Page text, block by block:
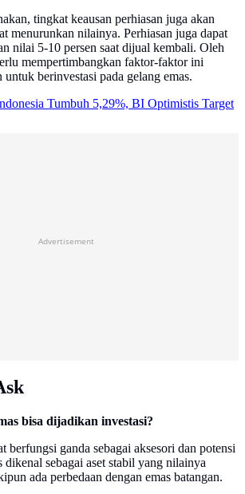
tingkat keausan perhiasan juga akan
menurunkan nilainya. Perhiasan juga dapat
nilai 5-10 persen saat dijual kembali. Oleh
mempertimbangkan faktor-faktor ini
untuk berinvestasi pada gelang emas.
Tumbuh 5,29%, BI Optimistis Target
Advertisement
bisa dijadikan investasi?
berfungsi ganda sebagai aksesori dan potensi
dikenal sebagai aset stabil yang nilainya
ada perbedaan dengan emas batangan.